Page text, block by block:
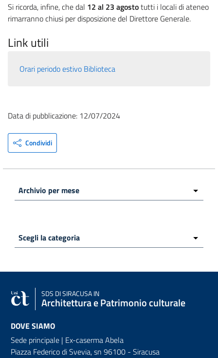
Si ricorda, infine, che dal 12 al 23 agostotutti i locali di ateneo
rimarranno chiusi per disposizione del Direttore Generale.
Link utili
Orari periodo estivo Biblioteca
Data di pubblicazione: 12/07/2024
Condividi
SDS DI SIRACUSA IN
Architettura e Patrimonio culturale
DOVE SIAMO
Sede principale | Ex-caserma Abela
Piazza Federico di Svevia, sn 96100 - Siracusa